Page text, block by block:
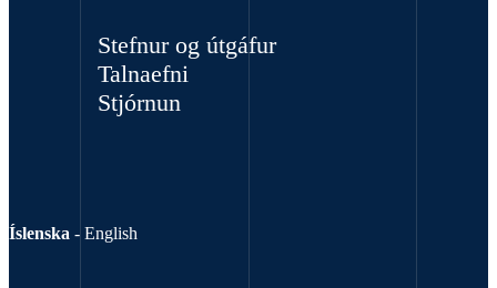
Stefnur og útgáfur
Talnaefni
Stjórnun
Íslenska - English